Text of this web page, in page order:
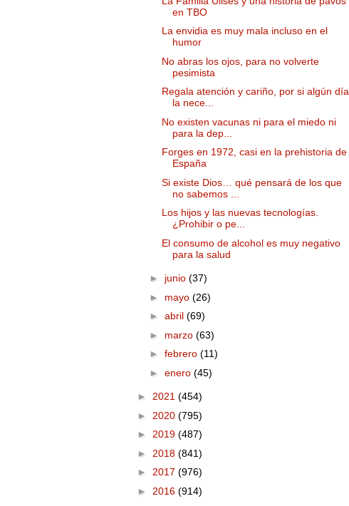
en TBO
La envidia es muy mala incluso en el
humor
No abras los ojos, para no volverte
pesimista
Regala atención y cariño, por si algún día
la nece...
No existen vacunas ni para el miedo ni
para la dep...
Forges en 1972, casi en la prehistoria de
España
Si existe Dios… qué pensará de los que
no sabemos ...
Los hijos y las nuevas tecnologías.
¿Prohibir o pe...
El consumo de alcohol es muy negativo
para la salud
► junio (37)
► mayo (26)
► abril (69)
► marzo (63)
► febrero (11)
► enero (45)
► 2021 (454)
► 2020 (795)
► 2019 (487)
► 2018 (841)
► 2017 (976)
► 2016 (914)